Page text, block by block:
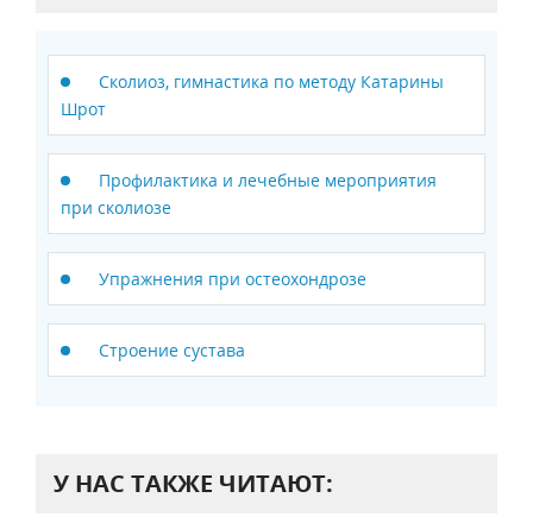
Сколиоз, гимнастика по методу Катарины
Шрот
Профилактика и лечебные мероприятия
при сколиозе
Упражнения при остеохондрозе
Строение сустава
У НАС ТАКЖЕ ЧИТАЮТ: